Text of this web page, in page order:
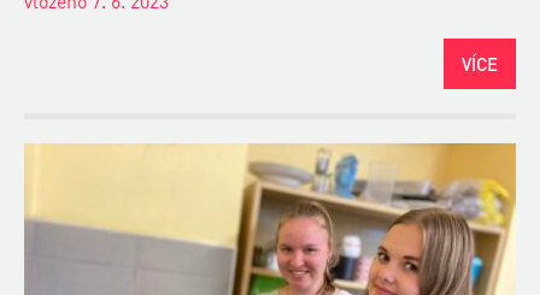
VÍCE